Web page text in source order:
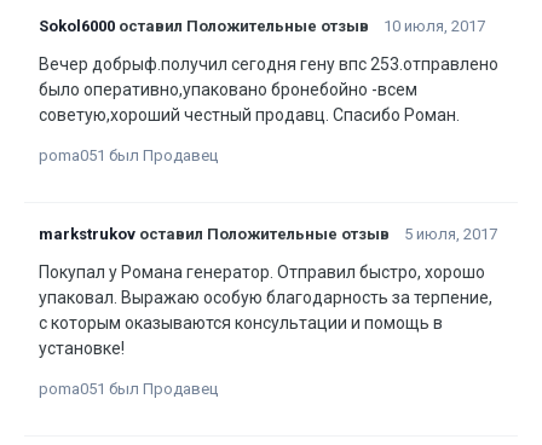
Sokol6000 оставил Положительные отзыв 10 июля, 2017
Вечер добрыф.получил сегодня гену впс 253.отправлено
было оперативно,упаковано бронебойно -всем
советую,хороший честный продавц. Спасибо Роман.
poma051 был Продавец
markstrukov оставил Положительные отзыв 5 июля, 2017
Покупал у Романа генератор. Отправил быстро, хорошо
упаковал. Выражаю особую благодарность за терпение,
с которым оказываются консультации и помощь в
установке!
poma051 был Продавец